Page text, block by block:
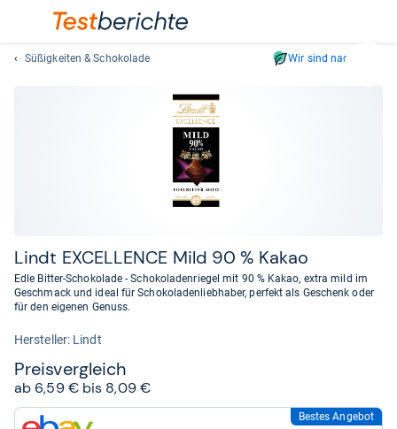
und
lassen
Süßigkeiten & Schokolade Wir sind nachhaltig
Lindt EXCEL­LENCE Mild 90 % Kakao
Edle Bitter-Schokolade - Schokoladenriegel mit 90 % Kakao, extra mild im
Geschmack und ideal für Schokoladenliebhaber, perfekt als Geschenk oder
für den eigenen Genuss.
Her­stel­ler: Lindt
Preis­ver­gleich
ab 6,59 € bis 8,09 €
zum
Bestes Angebot